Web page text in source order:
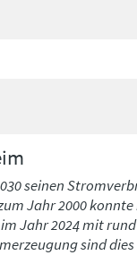
seinen
Jahr 2000
Jahr 2024 mit
sind dies